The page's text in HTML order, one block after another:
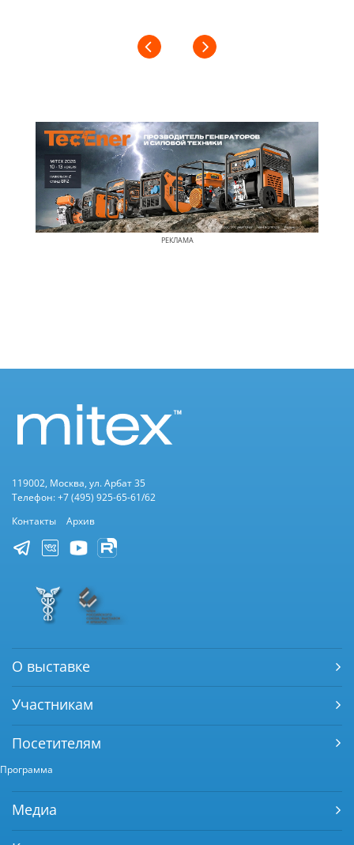
РЕКЛАМА
119002, Москва, ул. Арбат 35
Телефон: +7 (495) 925-65-61/62
Контакты
Архив
О выставке
Участникам
Посетителям
Программа
Медиа